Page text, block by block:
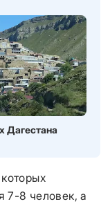
Дагестана
7-8 человек, а